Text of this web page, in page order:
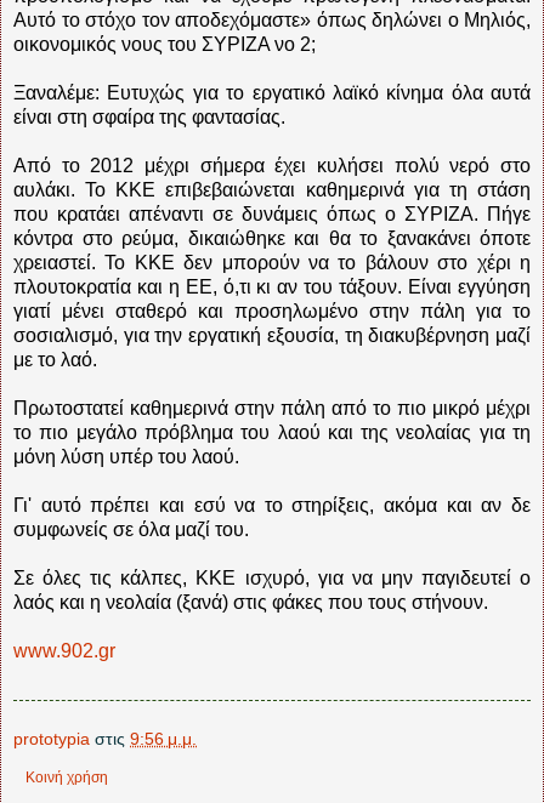
Αυτό το στόχο τον αποδεχόμαστε» όπως δηλώνει ο Μηλιός,
οικονομικός νους του ΣΥΡΙΖΑ νο 2;
Ξαναλέμε: Ευτυχώς για το εργατικό λαϊκό κίνημα όλα αυτά
είναι στη σφαίρα της φαντασίας.
Από το 2012 μέχρι σήμερα έχει κυλήσει πολύ νερό στο
αυλάκι. Το ΚΚΕ επιβεβαιώνεται καθημερινά για τη στάση
που κρατάει απέναντι σε δυνάμεις όπως ο ΣΥΡΙΖΑ. Πήγε
κόντρα στο ρεύμα, δικαιώθηκε και θα το ξανακάνει όποτε
χρειαστεί. Το ΚΚΕ δεν μπορούν να το βάλουν στο χέρι η
πλουτοκρατία και η ΕΕ, ό,τι κι αν του τάξουν. Είναι εγγύηση
γιατί μένει σταθερό και προσηλωμένο στην πάλη για το
σοσιαλισμό, για την εργατική εξουσία, τη διακυβέρνηση μαζί
με το λαό.
Πρωτοστατεί καθημερινά στην πάλη από το πιο μικρό μέχρι
το πιο μεγάλο πρόβλημα του λαού και της νεολαίας για τη
μόνη λύση υπέρ του λαού.
Γι' αυτό πρέπει και εσύ να το στηρίξεις, ακόμα και αν δε
συμφωνείς σε όλα μαζί του.
Σε όλες τις κάλπες, ΚΚΕ ισχυρό, για να μην παγιδευτεί ο
λαός και η νεολαία (ξανά) στις φάκες που τους στήνουν.
www.902.gr
prototypia στις 9:56 μ.μ.
Κοινή χρήση